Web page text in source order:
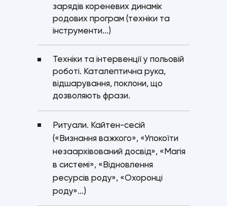
зарядів кореневих динамік
родових програм (техніки та
інструменти...)
Техніки та інтервенції у польовій
роботі. Каталептична рука,
відшарування, поклони, що
дозволяють фрази.
Ритуали. Кайтен-сесій
(«Визнання важкого», «Упокоїти
незаархівований досвід», «Магія
в системі», «Відновлення
ресурсів роду», «Охоронці
роду»...)